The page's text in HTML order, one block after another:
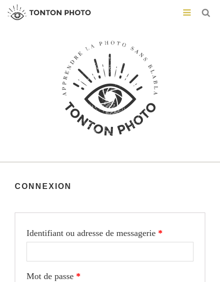
CONNEXION
Identifiant ou adresse de messagerie *
Mot de passe *